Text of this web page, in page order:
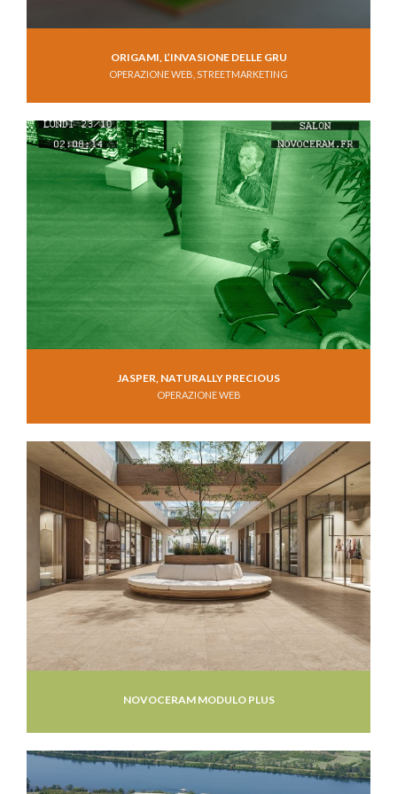
ORIGAMI, L’INVASIONE DELLE GRU
OPERAZIONE WEB, STREETMARKETING
JASPER, NATURALLY PRECIOUS
OPERAZIONE WEB
NOVOCERAM MODULO PLUS